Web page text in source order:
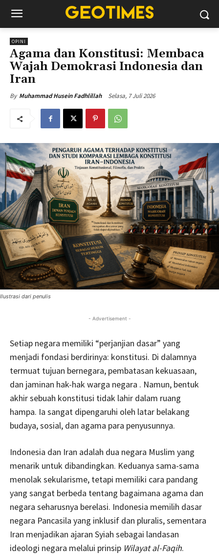
OPINI
Agama dan Konstitusi: Membaca
Wajah Demokrasi Indonesia dan
Iran
By Muhammad Husein Fadhlillah Selasa, 7 Juli 2026
Ilustrasi dari penulis
- Advertisement -
Setiap negara memiliki “perjanjian dasar” yang
menjadi fondasi berdirinya: konstitusi. Di dalamnya
termuat tujuan bernegara, pembatasan kekuasaan,
dan jaminan hak-hak warga negara . Namun, bentuk
akhir sebuah konstitusi tidak lahir dalam ruang
hampa. Ia sangat dipengaruhi oleh latar belakang
budaya, sosial, dan agama para penyusunnya.
Indonesia dan Iran adalah dua negara Muslim yang
menarik untuk dibandingkan. Keduanya sama-sama
menolak sekularisme, tetapi memiliki cara pandang
yang sangat berbeda tentang bagaimana agama dan
negara seharusnya berelasi. Indonesia memilih dasar
negara Pancasila yang inklusif dan pluralis, sementara
Iran menjadikan ajaran Syiah sebagai landasan
ideologi negara melalui prinsip Wilayat al-Faqih.